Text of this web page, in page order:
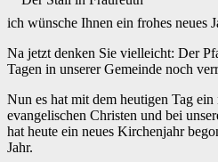
ich wünsche Ihnen ein frohes neues
Na jetzt denken Sie vielleicht: Der
Tagen in unserer Gemeinde noch
Nun es hat mit dem heutigen Tag
evangelischen Christen und bei
hat heute ein neues Kirchenjahr
Jahr.